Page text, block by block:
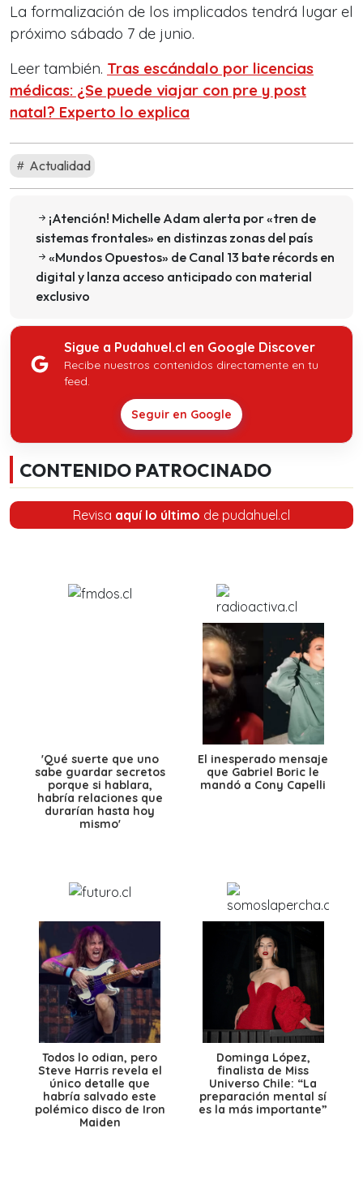
La formalización de los implicados tendrá lugar el
próximo sábado 7 de junio.
Leer también. Tras escándalo por licencias
médicas: ¿Se puede viajar con pre y post
natal? Experto lo explica
Actualidad
¡Atención! Michelle Adam alerta por «tren de
sistemas frontales» en distinzas zonas del país
«Mundos Opuestos» de Canal 13 bate récords en
digital y lanza acceso anticipado con material
exclusivo
Sigue a Pudahuel.cl en Google Discover
Recibe nuestros contenidos directamente en tu
feed.
Seguir en Google
CONTENIDO PATROCINADO
Revisa aquí lo último de pudahuel.cl
'Qué suerte que uno
sabe guardar secretos
porque si hablara,
habría relaciones que
durarían hasta hoy
mismo'
El inesperado mensaje
que Gabriel Boric le
mandó a Cony Capelli
Todos lo odian, pero
Steve Harris revela el
único detalle que
habría salvado este
polémico disco de Iron
Maiden
Dominga López,
finalista de Miss
Universo Chile: “La
preparación mental sí
es la más importante”